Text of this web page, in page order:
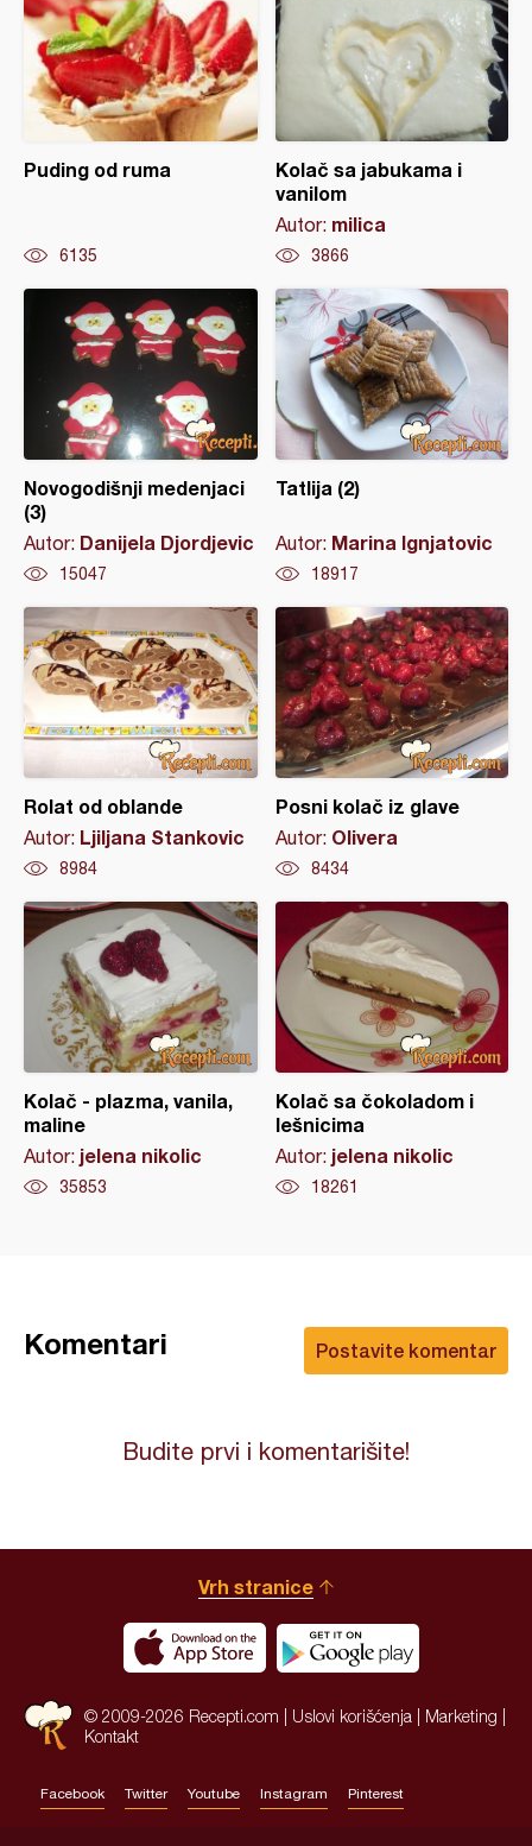
Puding od ruma
6135
Kolač sa jabukama i
vanilom
Autor: milica
3866
Novogodišnji medenjaci
(3)
Autor: Danijela Djordjevic
15047
Tatlija (2)
Autor: Marina Ignjatovic
18917
Rolat od oblande
Autor: Ljiljana Stankovic
8984
Posni kolač iz glave
Autor: Olivera
8434
Kolač - plazma, vanila,
maline
Autor: jelena nikolic
35853
Kolač sa čokoladom i
lešnicima
Autor: jelena nikolic
18261
Postavite komentar
Komentari
Budite prvi i komentarišite!
Vrh stranice
© 2009-2026 Recepti.com | Uslovi korišćenja Marketing
Kontakt
Facebook Twitter Youtube Instagram Pinterest